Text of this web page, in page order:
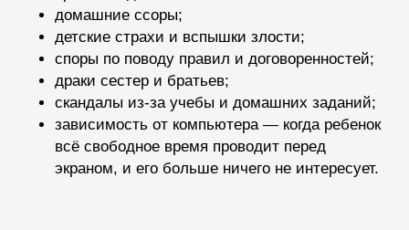
домашние ссоры;
детские страхи и вспышки злости;
споры по поводу правил и договоренностей;
драки сестер и братьев;
скандалы из-за учебы и домашних заданий;
зависимость от компьютера — когда ребенок
всё свободное время проводит перед
экраном, и его больше ничего не интересует.